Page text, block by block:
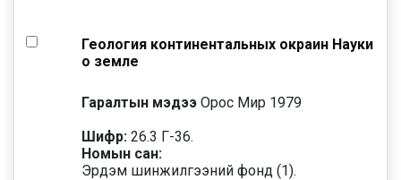
Геология континентальных окраин Науки
о земле
Гаралтын мэдээ Орос Мир 1979
Шифр: 26.3 Г-36.
Номын сан:
Эрдэм шинжилгээний фонд (1).